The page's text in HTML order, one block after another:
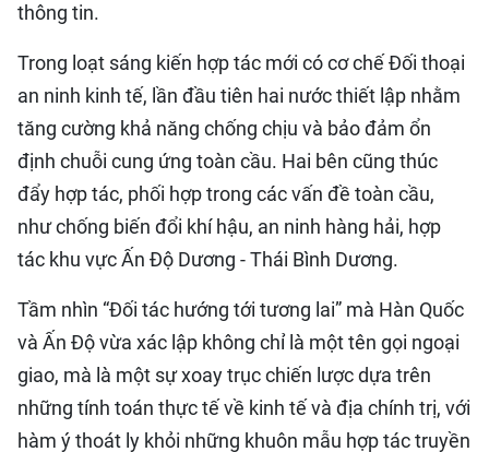
thông tin.
Trong loạt sáng kiến hợp tác mới có cơ chế Đối thoại
an ninh kinh tế, lần đầu tiên hai nước thiết lập nhằm
tăng cường khả năng chống chịu và bảo đảm ổn
định chuỗi cung ứng toàn cầu. Hai bên cũng thúc
đẩy hợp tác, phối hợp trong các vấn đề toàn cầu,
như chống biến đổi khí hậu, an ninh hàng hải, hợp
tác khu vực Ấn Độ Dương - Thái Bình Dương.
Tầm nhìn “Đối tác hướng tới tương lai” mà Hàn Quốc
và Ấn Độ vừa xác lập không chỉ là một tên gọi ngoại
giao, mà là một sự xoay trục chiến lược dựa trên
những tính toán thực tế về kinh tế và địa chính trị, với
hàm ý thoát ly khỏi những khuôn mẫu hợp tác truyền